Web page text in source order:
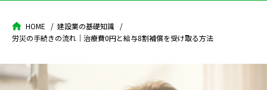
HOME
建設業の基礎知識
労災の手続きの流れ｜治療費0円と給与8割補償を受け取る方法